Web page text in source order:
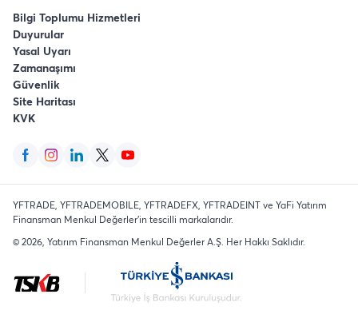
Bilgi Toplumu Hizmetleri
Duyurular
Yasal Uyarı
Zamanaşımı
Güvenlik
Site Haritası
KVK
YFTRADE, YFTRADEMOBILE, YFTRADEFX, YFTRADEINT ve YaFi Yatırım
Finansman Menkul Değerler'in tescilli markalarıdır.
©2026 , Yatırım Finansman Menkul Değerler A.Ş. Her Hakkı Saklıdır.